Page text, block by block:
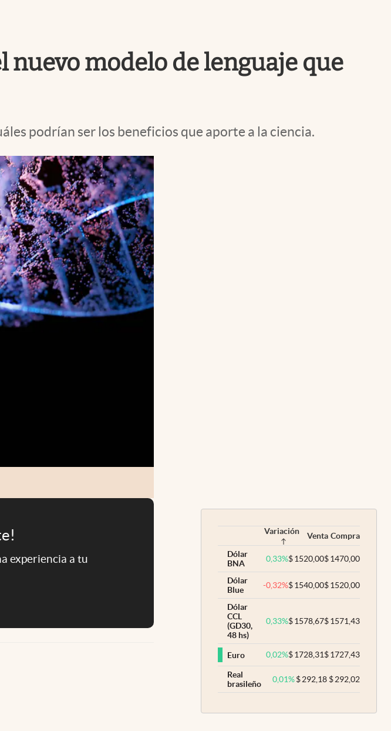
nuevo modelo de lenguaje que
podrían ser los beneficios que aporte a la ciencia.
experiencia a tu
Variación Venta Compra
Dólar
BNA
0,33%$1520,00$1470,00
Dólar
Blue
-0,32%$1540,00$1520,00
Dólar
CCL
(GD30,
48 hs)
0,33%$1578,67$1571,43
Euro 0,02%$1728,31$1727,43
Real
brasileño
0,01% $292,18 $292,02